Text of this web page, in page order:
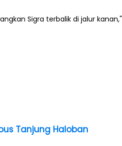
Sigra terbalik di jalur kanan,"
Tanjung Haloban